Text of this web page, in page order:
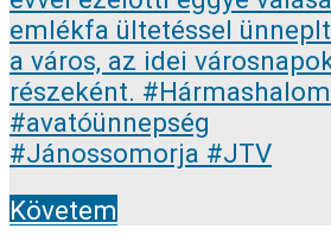
Követem